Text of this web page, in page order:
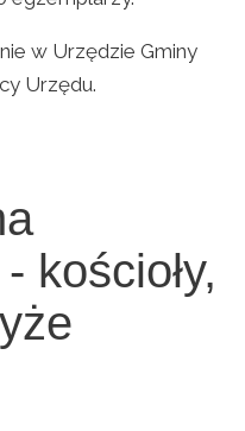
w Urzędzie Gminy
Urzędu.
kościoły,